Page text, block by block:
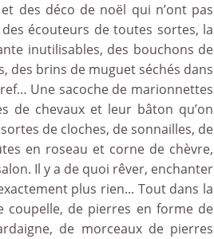
des déco de noël qui n’ont pas
écouteurs de toutes sortes, la
inutilisables, des bouchons de
des brins de muguet séchés dans
Une sacoche de marionnettes
de chevaux et leur bâton qu’on
de cloches, de sonnailles, de
en roseau et corne de chèvre,
Il y a de quoi rêver, enchanter
plus rien... Tout dans la
coupelle, de pierres en forme de
de morceaux de pierres